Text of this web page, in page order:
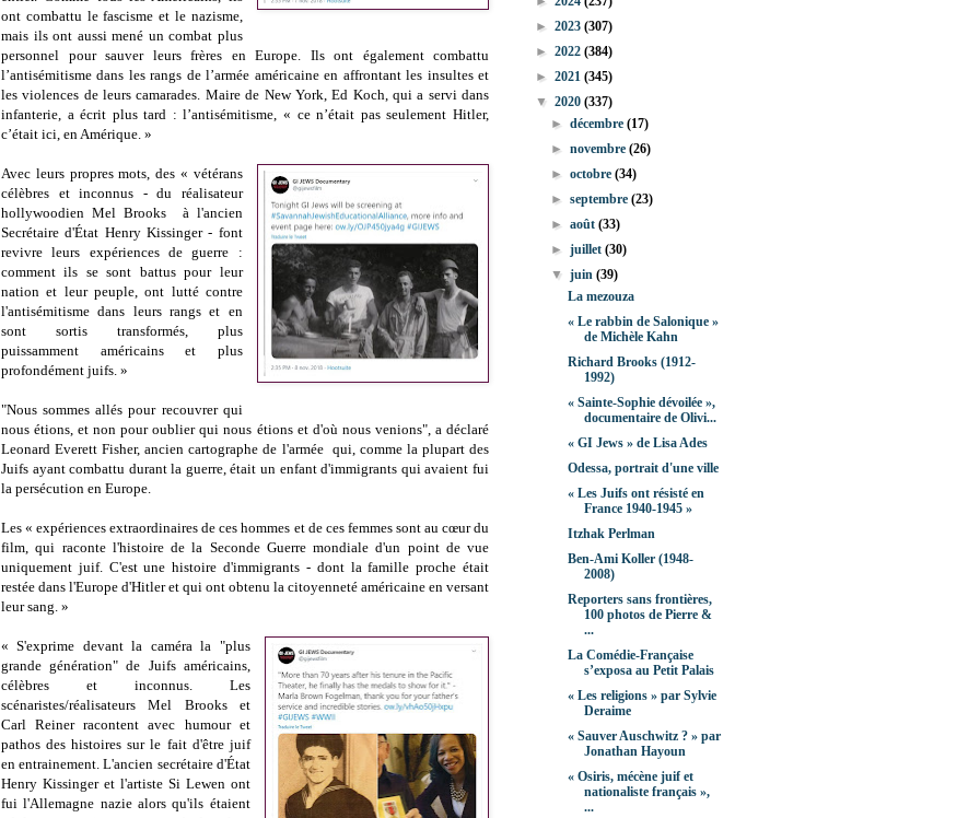
ont combattu le fascisme et le nazisme,
mais ils ont aussi mené un combat plus
personnel pour sauver leurs frères en Europe. Ils ont également combattu
l’antisémitisme dans les rangs de l’armée américaine en affrontant les insultes et
les violences de leurs camarades. Maire de New York, Ed Koch, qui a servi dans
infanterie, a écrit plus tard : l’antisémitisme, « ce n’était pas seulement Hitler,
c’était ici, en Amérique. »
Avec leurs propres mots, des « vétérans
célèbres et inconnus - du réalisateur
hollywoodien Mel Brooks à l'ancien
Secrétaire d'État Henry Kissinger - font
revivre leurs expériences de guerre :
comment ils se sont battus pour leur
nation et leur peuple, ont lutté contre
l'antisémitisme dans leurs rangs et en
sont sortis transformés, plus
puissamment américains et plus
profondément juifs. »
"Nous sommes allés pour recouvrer qui
nous étions, et non pour oublier qui nous étions et d'où nous venions", a déclaré
Leonard Everett Fisher, ancien cartographe de l'armée qui, comme la plupart des
Juifs ayant combattu durant la guerre, était un enfant d'immigrants qui avaient fui
la persécution en Europe.
Les « expériences extraordinaires de ces hommes et de ces femmes sont au cœur du
film, qui raconte l'histoire de la Seconde Guerre mondiale d'un point de vue
uniquement juif. C'est une histoire d'immigrants - dont la famille proche était
restée dans l'Europe d'Hitler et qui ont obtenu la citoyenneté américaine en versant
leur sang. »
« S'exprime devant la caméra la "plus
grande génération" de Juifs américains,
célèbres et inconnus. Les
scénaristes/réalisateurs Mel Brooks et
Carl Reiner racontent avec humour et
pathos des histoires sur le fait d'être juif
en entrainement. L'ancien secrétaire d'État
Henry Kissinger et l'artiste Si Lewen ont
fui l'Allemagne nazie alors qu'ils étaient
► 2023 (307)
► 2022 (384)
► 2021 (345)
▼ 2020 (337)
►décembre(17)
►novembre(26)
►octobre(34)
►septembre(23)
►août(33)
►juillet(30)
▼juin(39)
La mezouza
« Le rabbin de Salonique »
de Michèle Kahn
Richard Brooks (1912-
1992)
« Sainte-Sophie dévoilée »,
documentaire de Olivi...
« GI Jews » de Lisa Ades
Odessa, portrait d'une ville
« Les Juifs ont résisté en
France 1940-1945 »
Itzhak Perlman
Ben-Ami Koller (1948-
2008)
Reporters sans frontières,
100 photos de Pierre &
...
La Comédie-Française
s’exposa au Petit Palais
« Les religions » par Sylvie
Deraime
« Sauver Auschwitz ? » par
Jonathan Hayoun
« Osiris, mécène juif et
nationaliste français »,
...